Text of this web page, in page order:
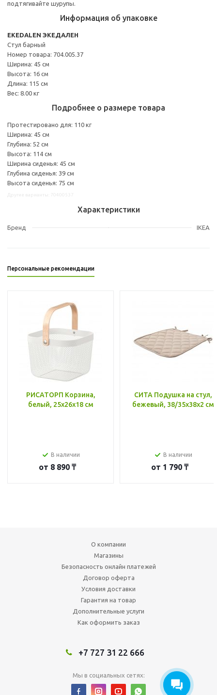
подтягивайте шурупы.
Информация об упаковке
EKEDALEN ЭКЕДАЛЕН
Стул барный
Номер товара: 704.005.37
Ширина: 45 см
Высота: 16 см
Длина: 115 см
Вес: 8.00 кг
Подробнее о размере товара
Протестировано для: 110 кг
Ширина: 45 см
Глубина: 52 см
Высота: 114 см
Ширина сиденья: 45 см
Глубина сиденья: 39 см
Высота сиденья: 75 см
Характеристики
Бренд IKEA
Персональные рекомендации
РИСАТОРП Корзина,
белый, 25x26x18 см
В наличии
от 8 890 ₸
СИТА Подушка на стул,
бежевый, 38/35x38x2 см
В наличии
от 1 790 ₸
О компании
Магазины
Безопасность онлайн платежей
Договор оферта
Условия доставки
Гарантия на товар
Дополнительные услуги
Как оформить заказ
+7 727 31 22 666
Мы в социальных сетях: